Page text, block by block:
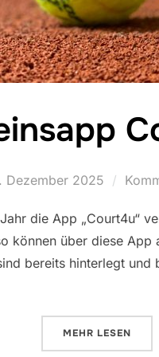
Dezember 2025
die App „Court4u“
können über diese
bereits hinterlegt
MEHR ÜBER
LESEN